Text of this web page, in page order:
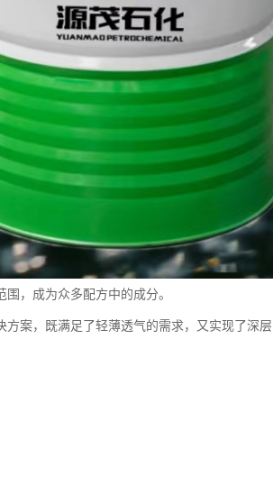
，成为众多配方中的成分。
案，既满足了轻薄透气的需求，又实现了深层